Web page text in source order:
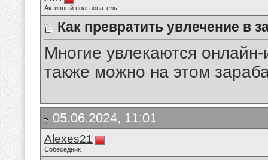
Активный пользователь
Как превратить увлечение в
Многие увлекаются
также можно на этом
05.06.2024, 11:01
Alexes21
Собеседник